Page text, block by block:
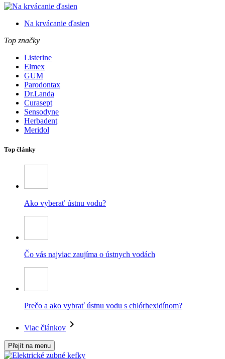
Na krvácanie ďasien
Top značky
Listerine
Elmex
GUM
Parodontax
Dr.Landa
Curasept
Sensodyne
Herbadent
Meridol
Top články
Ako vyberať ústnu vodu?
Čo vás najviac zaujíma o ústnych vodách
Prečo a ako vybrať ústnu vodu s chlórhexidínom?
Viac článkov
Přejít na menu